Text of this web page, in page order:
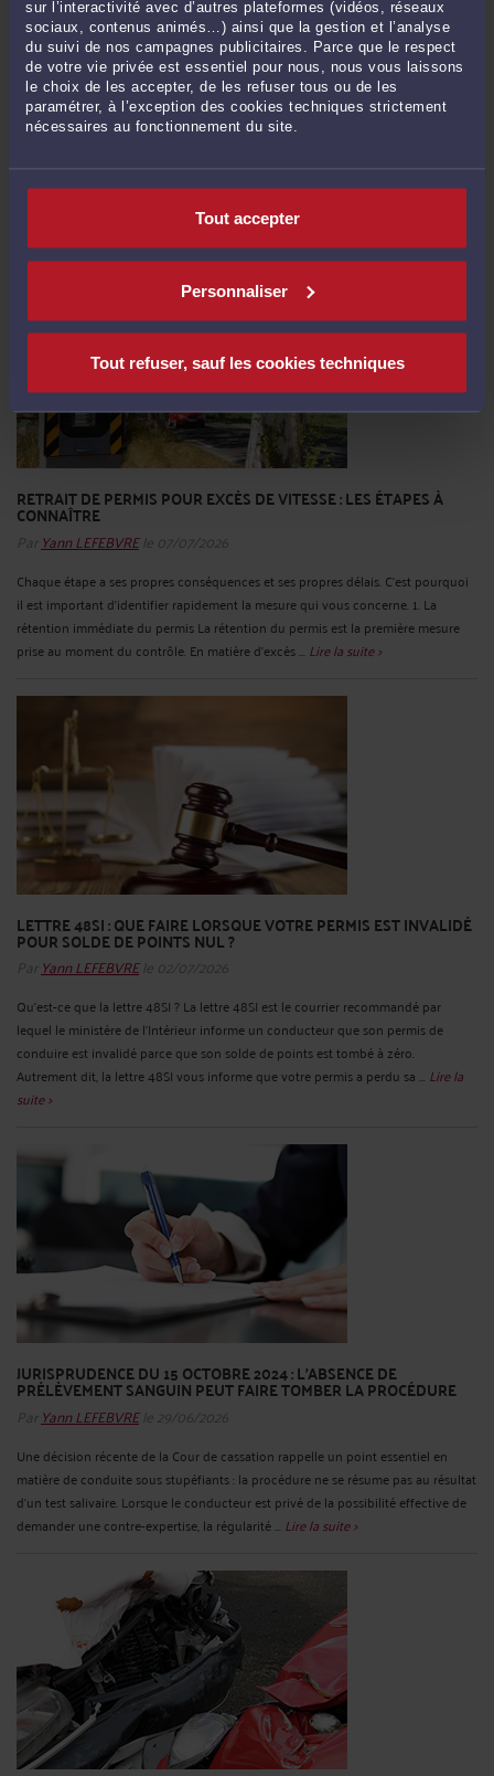
sur l’interactivité avec d’autres plateformes (vidéos, réseaux
sociaux, contenus animés…) ainsi que la gestion et l’analyse
du suivi de nos campagnes publicitaires. Parce que le respect
de votre vie privée est essentiel pour nous, nous vous laissons
le choix de les accepter, de les refuser tous ou de les
paramétrer, à l’exception des cookies techniques strictement
nécessaires au fonctionnement du site.
Tout accepter
Personnaliser
Tout refuser, sauf les cookies techniques
FAUT-IL ALLER CHERCHER LE RECOMMANDÉ DE SUSPENSION DU
PERMIS ?
ParYann LEFEBVREle 09/07/2026
jours plus tard, un courrier recommandé contenant l’arrêté de suspension du
recommandé de suspension du permis ? Et surtout : si le ...
RETRAIT DE PERMIS POUR EXCÈS DE VITESSE : LES ÉTAPES À
CONNAÎTRE
Par Yann LEFEBVREle 07/07/2026
Chaque étape a ses propres conséquences et ses propres délais. C’est pourquoi
il est important d’identifier rapidement la mesure qui vous concerne. 1. La
rétention immédiate du permis La rétention du permis est la première mesure
prise au moment du contrôle. En matière d’excès ... Lire la suite >
LETTRE 48SI : QUE FAIRE LORSQUE VOTRE PERMIS EST INVALIDÉ
POUR SOLDE DE POINTS NUL ?
Par Yann LEFEBVREle 02/07/2026
Qu’est-ce que la lettre 48SI ? La lettre 48SI est le courrier recommandé par
lequel le ministère de l’Intérieur informe un conducteur que son permis de
conduire est invalidé parce que son solde de points est tombé à zéro.
Autrement dit, la lettre 48SI vous informe que votre permis a perdu sa ... Lire la
suite >
JURISPRUDENCE DU 15 OCTOBRE 2024 : L’ABSENCE DE
PRÉLÈVEMENT SANGUIN PEUT FAIRE TOMBER LA PROCÉDURE
Par Yann LEFEBVREle 29/06/2026
Une décision récente de la Cour de cassation rappelle un point essentiel en
matière de conduite sous stupéfiants : la procédure ne se résume pas au résultat
d’un test salivaire. Lorsque le conducteur est privé de la possibilité effective de
demander une contre-expertise, la régularité ... Lire la suite >